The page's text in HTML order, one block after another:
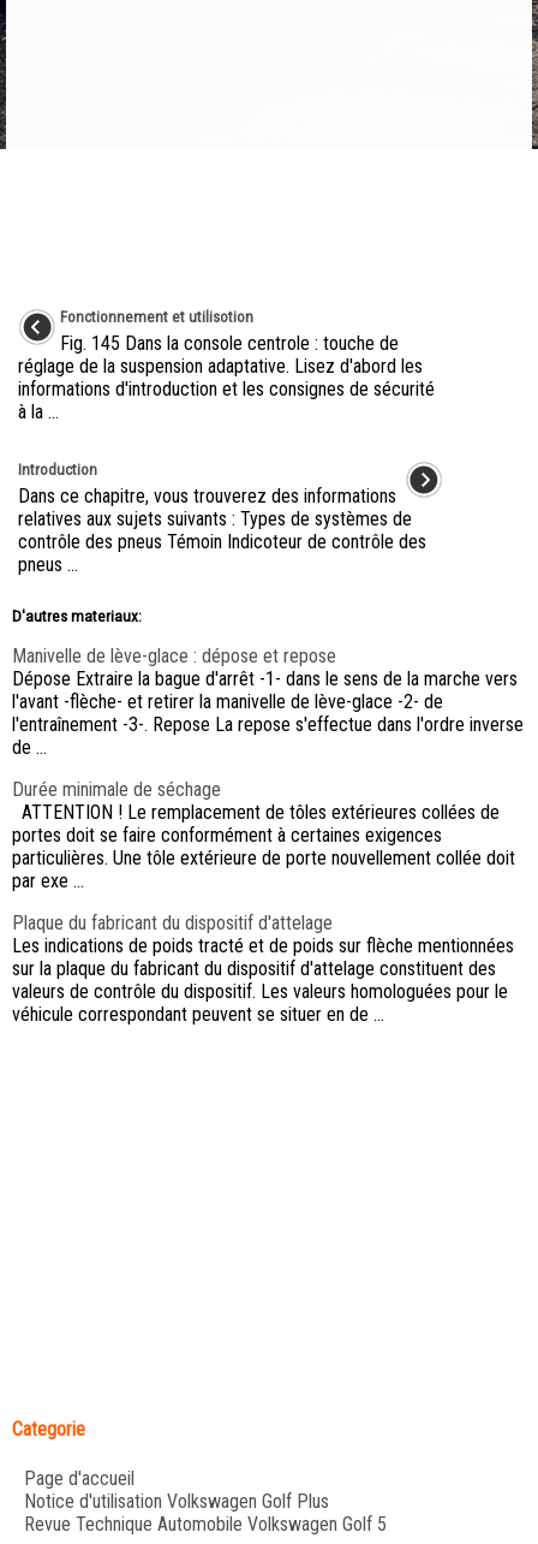
Fonctionnement et utilisotion
Fig. 145 Dans la console centrole : touche de
réglage de la suspension adaptative. Lisez d'abord les
informations d'introduction et les consignes de sécurité
à la ...
Introduction
Dans ce chapitre, vous trouverez des informations
relatives aux sujets suivants : Types de systèmes de
contrôle des pneus Témoin Indicoteur de contrôle des
pneus ...
D'autres materiaux:
Manivelle de lève-glace : dépose et repose
Dépose Extraire la bague d'arrêt -1- dans le sens de la marche vers
l'avant -flèche- et retirer la manivelle de lève-glace -2- de
l'entraînement -3-. Repose La repose s'effectue dans l'ordre inverse
de ...
Durée minimale de séchage
ATTENTION ! Le remplacement de tôles extérieures collées de
portes doit se faire conformément à certaines exigences
particulières. Une tôle extérieure de porte nouvellement collée doit
par exe ...
Plaque du fabricant du dispositif d'attelage
Les indications de poids tracté et de poids sur flèche mentionnées
sur la plaque du fabricant du dispositif d'attelage constituent des
valeurs de contrôle du dispositif. Les valeurs homologuées pour le
véhicule correspondant peuvent se situer en de ...
Categorie
Page d'accueil
Notice d'utilisation Volkswagen Golf Plus
Revue Technique Automobile Volkswagen Golf 5